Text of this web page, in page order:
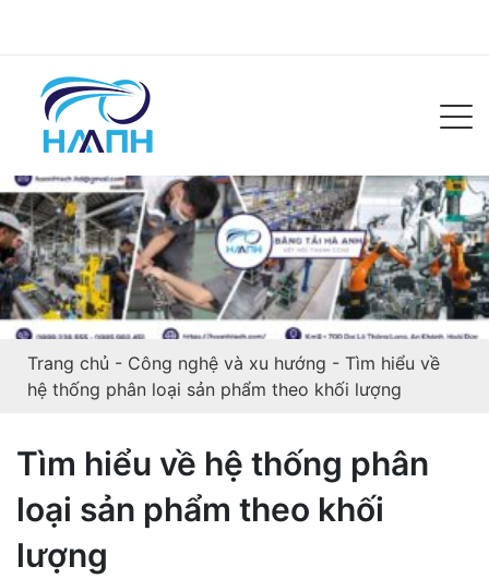
Trang chủ - Công nghệ và xu hướng - Tìm hiểu về
hệ thống phân loại sản phẩm theo khối lượng
Tìm hiểu về hệ thống phân
loại sản phẩm theo khối
lượng